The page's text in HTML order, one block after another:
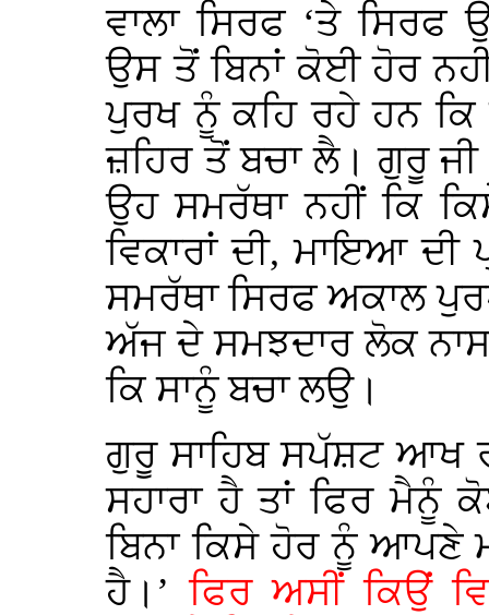
ਵਾਲਾ ਸਿਰਫ ‘ਤੇ ਸਿਰਫ
ਉਸ ਤੋਂ ਬਿਨਾਂ ਕੋਈ ਹੋਰ
ਪੁਰਖ ਨੂੰ ਕਹਿ ਰਹੇ ਹਨ
ਜ਼ਹਿਰ ਤੋਂ ਬਚਾ ਲੈ। ਗੁਰੂ
ਉਹ ਸਮਰੱਥਾ ਨਹੀਂ ਕਿ
ਵਿਕਾਰਾਂ ਦੀ, ਮਾਇਆ
ਸਮਰੱਥਾ ਸਿਰਫ ਅਕਾਲ
ਅੱਜ ਦੇ ਸਮਝਦਾਰ ਲੋਕ
ਕਿ ਸਾਨੂੰ ਬਚਾ ਲਉ।
ਗੁਰੂ ਸਾਹਿਬ ਸਪੱਸ਼ਟ ਆਖ
ਸਹਾਰਾ ਹੈ ਤਾਂ ਫਿਰ ਮੈਨੂੰ
ਬਿਨਾ ਕਿਸੇ ਹੋਰ ਨੂੰ ਆਪਣੇ
ਹੈ।’ਫਿਰ ਅਸੀਂ ਕਿਉਂ